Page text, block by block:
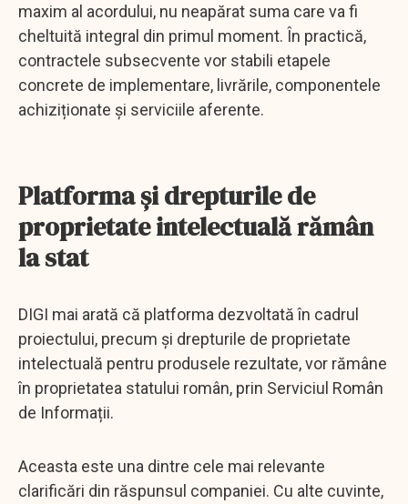
maxim al acordului, nu neapărat suma care va fi
cheltuită integral din primul moment. În practică,
contractele subsecvente vor stabili etapele
concrete de implementare, livrările, componentele
achiziționate și serviciile aferente.
Platforma și drepturile de
proprietate intelectuală rămân
la stat
DIGI mai arată că platforma dezvoltată în cadrul
proiectului, precum și drepturile de proprietate
intelectuală pentru produsele rezultate, vor rămâne
în proprietatea statului român, prin Serviciul Român
de Informații.
Aceasta este una dintre cele mai relevante
clarificări din răspunsul companiei. Cu alte cuvinte,